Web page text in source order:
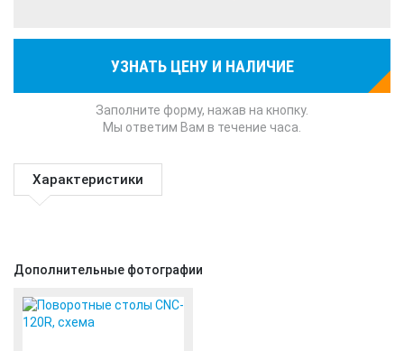
УЗНАТЬ ЦЕНУ И НАЛИЧИЕ
Заполните форму, нажав на кнопку.
Мы ответим Вам в течение часа.
Характеристики
Дополнительные фотографии